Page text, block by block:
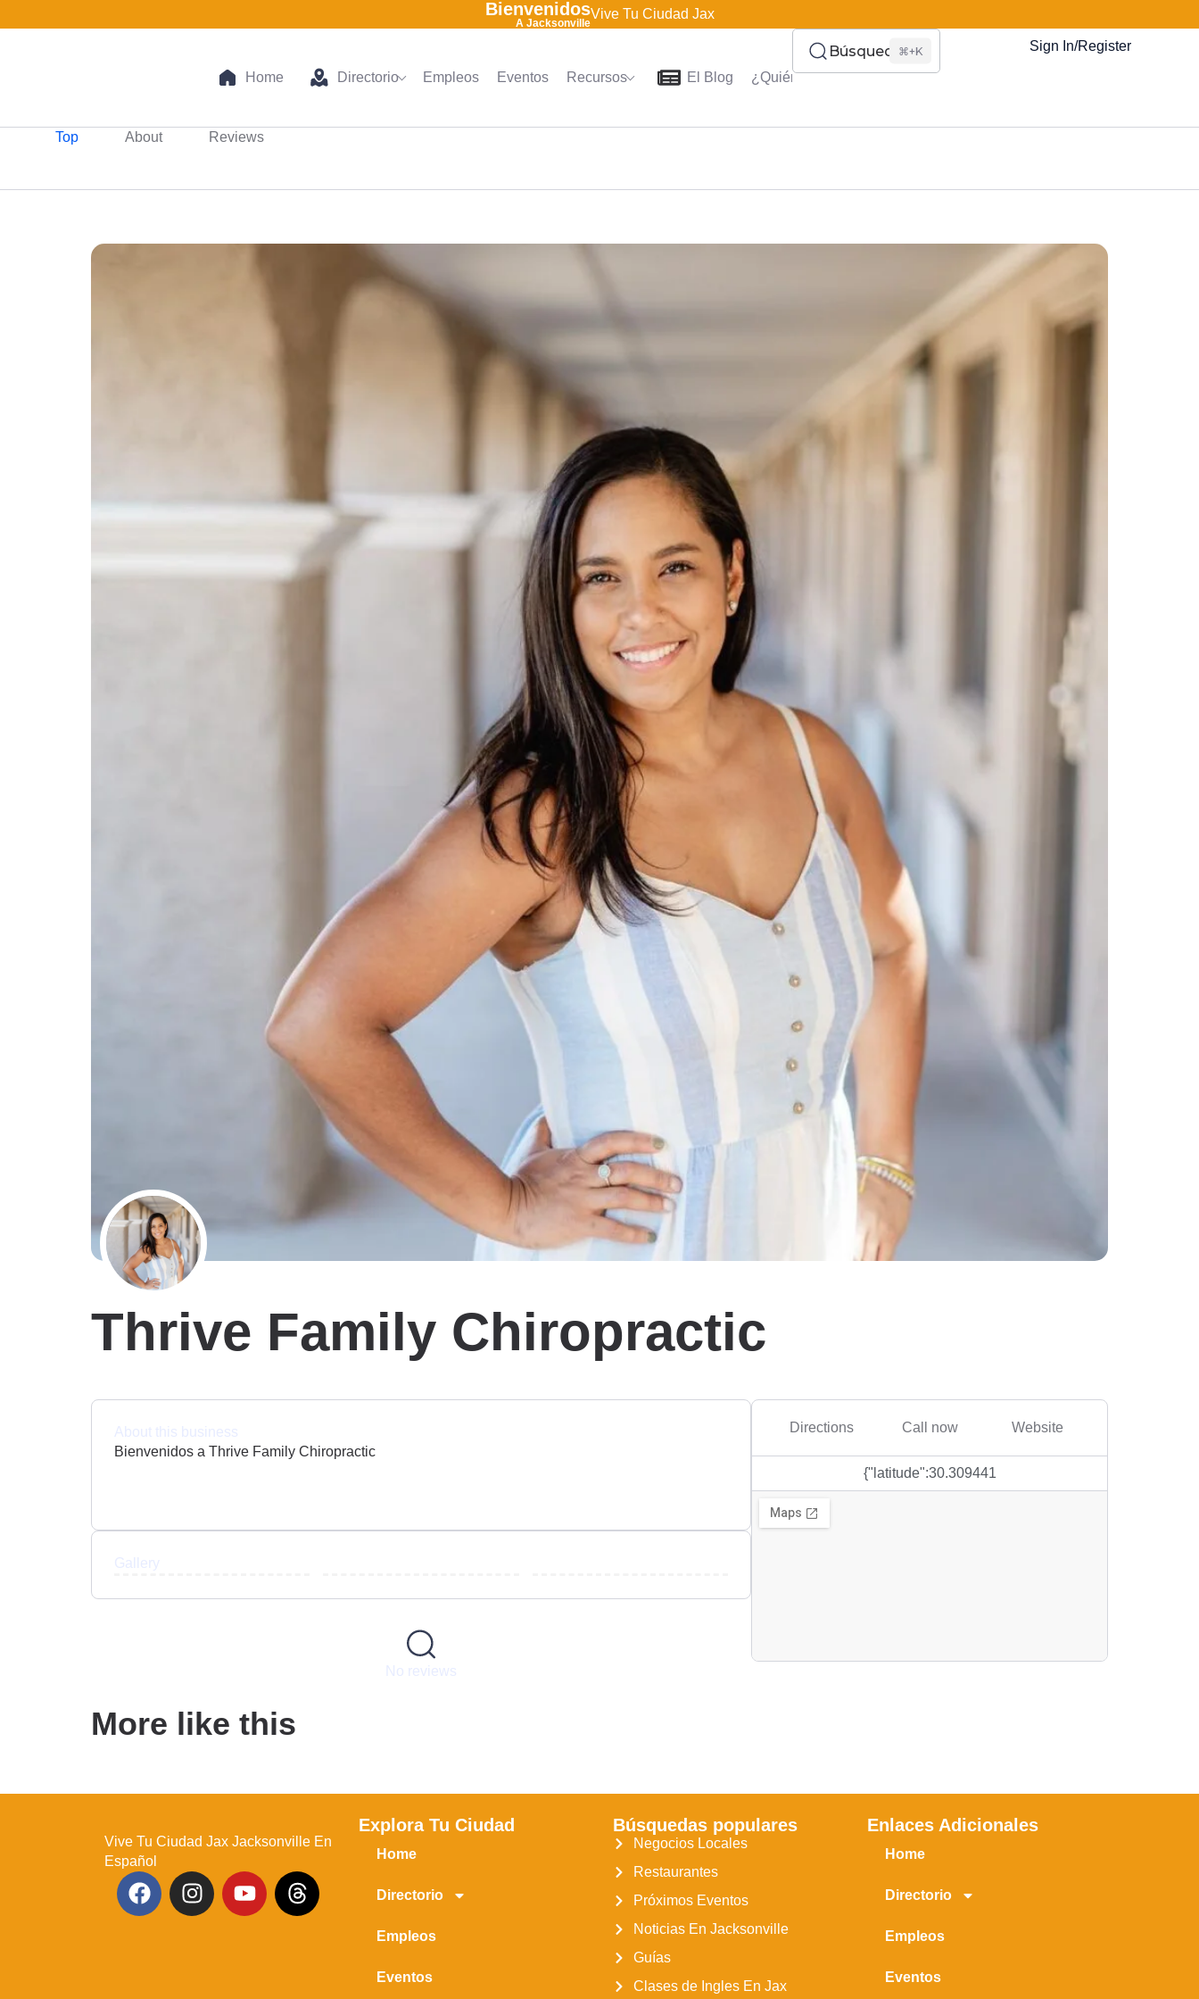
Bienvenidos
A Jacksonville
Vive Tu Ciudad Jax
Home Directorio Empleos Eventos Recursos El Blog ¿Quiénes Somos?
Búsqueda⌘+K Sign In/Register
Top About Reviews
Thrive Family Chiropractic
About this business
Bienvenidos a Thrive Family Chiropractic
Gallery
No reviews
Directions Call now Website
{"latitude":30.309441
More like this
Vive Tu Ciudad Jax Jacksonville En
Español
Explora Tu Ciudad
Home
Directorio
Empleos
Eventos
Búsquedas populares
Negocios Locales
Restaurantes
Próximos Eventos
Noticias En Jacksonville
Guías
Clases de Ingles En Jax
Enlaces Adicionales
Home
Directorio
Empleos
Eventos